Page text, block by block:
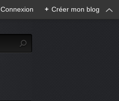
Connexion + Créer mon blog